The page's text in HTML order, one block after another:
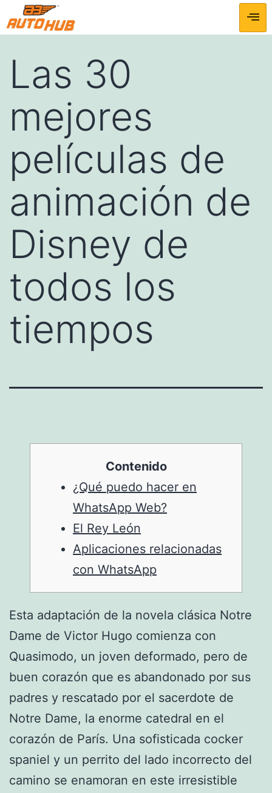
Las 30
mejores
películas de
animación de
Disney de
todos los
tiempos
Contenido
¿Qué puedo hacer en
WhatsApp Web?
El Rey León
Aplicaciones relacionadas
con WhatsApp
Esta adaptación de la novela clásica Notre
Dame de Victor Hugo comienza con
Quasimodo, un joven deformado, pero de
buen corazón que es abandonado por sus
padres y rescatado por el sacerdote de
Notre Dame, la enorme catedral en el
corazón de París. Una sofisticada cocker
spaniel y un perrito del lado incorrecto del
camino se enamoran en este irresistible